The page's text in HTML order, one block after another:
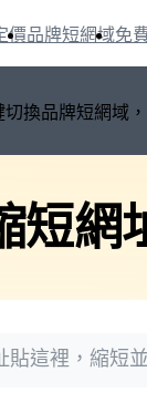
換品牌短網域
價品牌短網域免
短網